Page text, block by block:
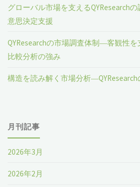
グローバル市場を支えるQYResearch
意思決定支援
QYResearchの市場調査体制―客観性
比較分析の強み
構造を読み解く市場分析
月刊記事
2026年3月
2026年2月